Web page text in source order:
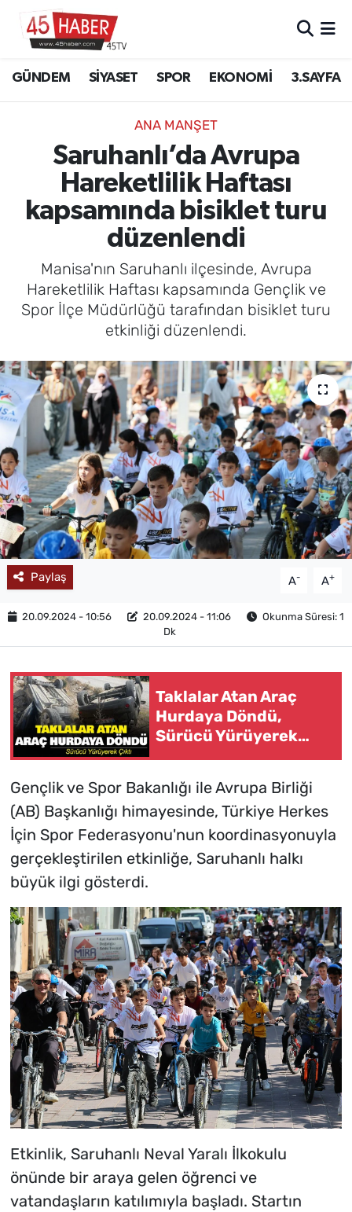
GÜNDEM SİYASET SPOR EKONOMİ 3.SAYFA
ANA MANŞET
Saruhanlı’da Avrupa
Hareketlilik Haftası
kapsamında bisiklet turu
düzenlendi
Manisa'nın Saruhanlı ilçesinde, Avrupa
Hareketlilik Haftası kapsamında Gençlik ve
Spor İlçe Müdürlüğü tarafından bisiklet turu
etkinliği düzenlendi.
Paylaş A- A+
20.09.2024 - 10:56 20.09.2024 - 11:06
Okunma Süresi: 1
Dk
Taklalar Atan Araç
Hurdaya Döndü,
Sürücü Yürüyerek
Çıktı
Gençlik ve Spor Bakanlığı ile Avrupa Birliği
(AB) Başkanlığı himayesinde, Türkiye Herkes
İçin Spor Federasyonu'nun koordinasyonuyla
gerçekleştirilen etkinliğe, Saruhanlı halkı
büyük ilgi gösterdi.
Etkinlik, Saruhanlı Neval Yaralı İlkokulu
önünde bir araya gelen öğrenci ve
vatandaşların katılımıyla başladı. Startın
SİYASET
EKONOMİ
3.SAYFA
EĞİTİM
SAĞLIK
MAGAZİN
Manisa Hava Durumu
Manisa Trafik Yoğunluk Haritası
Süper Lig Puan Durumu ve Fikstür
Tüm Manşetler
Son Dakika Haberleri
Haber Arşivi